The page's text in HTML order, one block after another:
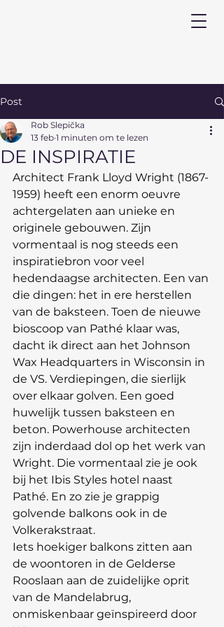
Post
DE INSPIRATIE
Rob Slepička
13 feb 1 minuten om te lezen
Architect Frank Lloyd Wright (1867-
1959) heeft een enorm oeuvre
achtergelaten aan unieke en
originele gebouwen. Zijn
vormentaal is nog steeds een
inspiratiebron voor veel
hedendaagse architecten. Een van
die dingen: het in ere herstellen
van de baksteen. Toen de nieuwe
bioscoop van Pathé klaar was,
dacht ik direct aan het Johnson
Wax Headquarters in Wisconsin in
de VS. Verdiepingen, die sierlijk
over elkaar golven. Een goed
huwelijk tussen baksteen en
beton. Powerhouse architecten
zijn inderdaad dol op het werk van
Wright. Die vormentaal zie je ook
bij het Ibis Styles hotel naast
Pathé. En zo zie je grappig
golvende balkons ook in de
Volkerakstraat.
Iets hoekiger balkons zitten aan
de woontoren in de Gelderse
Rooslaan aan de zuidelijke oprit
van de Mandelabrug,
onmiskenbaar geïnspireerd door